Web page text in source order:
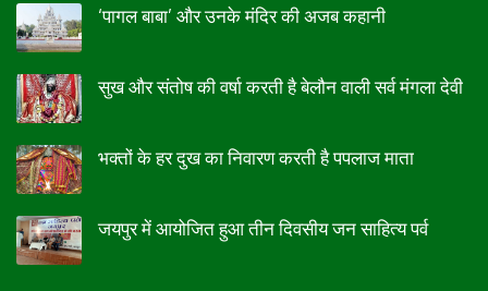
‘पागल बाबा’ और उनके मंदिर की अजब कहानी
सुख और संतोष की वर्षा करती है बेलौन वाली सर्व मंगला देवी
भक्तों के हर दुख का निवारण करती है पपलाज माता
जयपुर में आयोजित हुआ तीन दिवसीय जन साहित्य पर्व